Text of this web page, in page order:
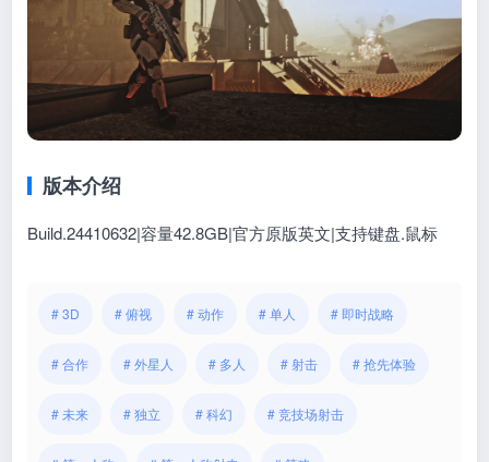
版本介绍
Build.24410632|容量42.8GB|官方原版英文|支持键盘.鼠标
# 3D # 俯视 # 动作 # 单人 # 即时战略
# 合作 # 外星人 # 多人 # 射击 # 抢先体验
# 未来 # 独立 # 科幻 # 竞技场射击